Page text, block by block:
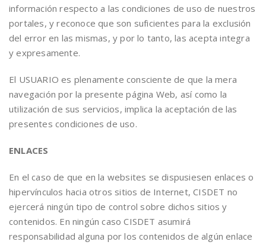
información respecto a las condiciones de uso de nuestros
portales, y reconoce que son suficientes para la exclusión
del error en las mismas, y por lo tanto, las acepta integra
y expresamente.
El USUARIO es plenamente consciente de que la mera
navegación por la presente página Web, así como la
utilización de sus servicios, implica la aceptación de las
presentes condiciones de uso.
ENLACES
En el caso de que en la websites se dispusiesen enlaces o
hipervínculos hacia otros sitios de Internet, CISDET no
ejercerá ningún tipo de control sobre dichos sitios y
contenidos. En ningún caso CISDET asumirá
responsabilidad alguna por los contenidos de algún enlace